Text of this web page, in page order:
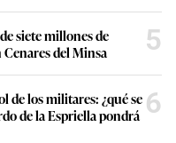
siete millones de
del Minsa
5
de los militares: ¿qué se
de la Espriella pondrá 6